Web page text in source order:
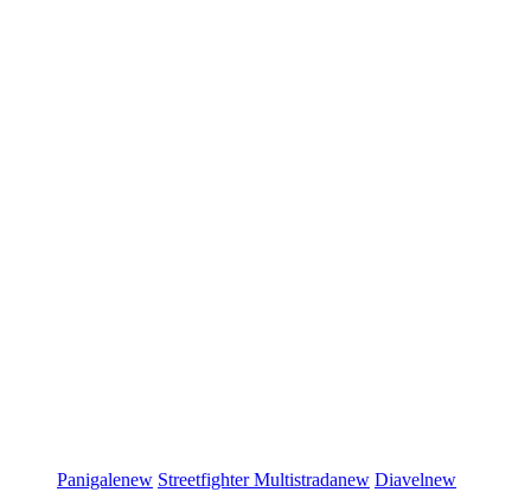
Panigalenew StreetfighterMultistradanew Diavelnew